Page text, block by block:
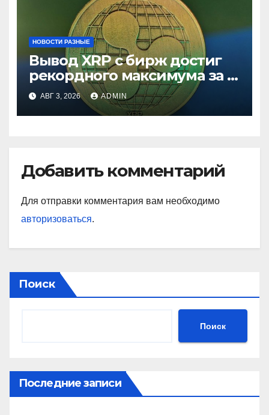
НОВОСТИ РАЗНЫЕ
Вывод XRP с бирж достиг
рекордного максимума за 5
летАВГ 3, 2026 ADMIN
Добавить комментарий
Для отправки комментария вам необходимо
авторизоваться.
Поиск
Поиск
Последние записи